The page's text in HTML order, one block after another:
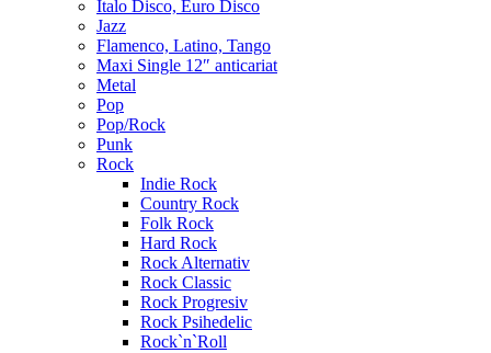
Italo Disco, Euro Disco
Jazz
Flamenco, Latino, Tango
Maxi Single 12″ anticariat
Metal
Pop
Pop/Rock
Punk
Rock
Indie Rock
Country Rock
Folk Rock
Hard Rock
Rock Alternativ
Rock Classic
Rock Progresiv
Rock Psihedelic
Rock`n`Roll